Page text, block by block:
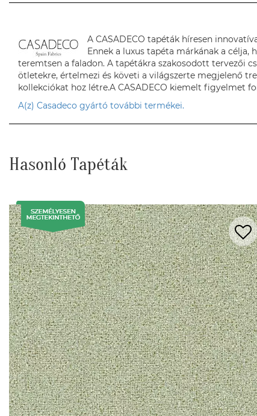
A CASADECO tapéták híresen
Ennek a luxus tapéta márkának a célja,
teremtsen a faladon. A tapétákra szakosodott tervezői
ötletekre, értelmezi és követi a világszerte megjelenő
kollekciókat hoz létre.A CASADECO kiemelt figyelmet
A(z) Casadeco gyártó további termékei.
Hasonló Tapéták